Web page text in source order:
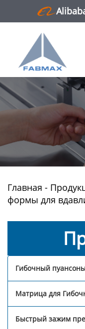
Главная
Продукция
Новости
О нас
Контактная
Главная -
формы для
Гибочный
Матрица для
Быстрый зажим